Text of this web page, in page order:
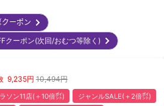
クーポン
クーポン(次回/おむつ等除く)
9,235円 10,494円
ソン11店(＋10倍㌽)
ジャンルSALE(＋2倍㌽)